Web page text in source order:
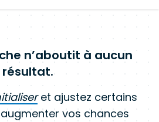
n’aboutit à aucun
résultat.
et ajustez certains
vos chances